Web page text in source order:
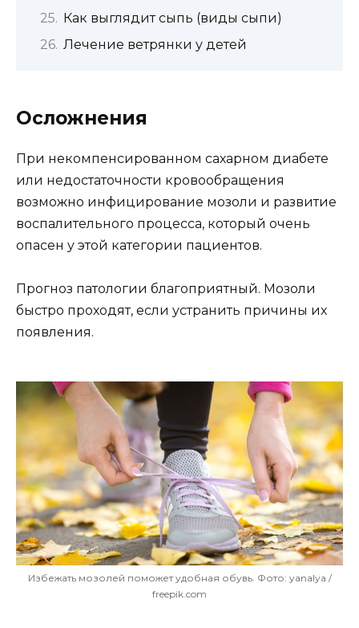
Как выглядит сыпь (виды сыпи)
Лечение ветрянки у детей
Осложнения
При некомпенсированном сахарном диабете
или недостаточности кровообращения
возможно инфицирование мозоли и развитие
воспалительного процесса, который очень
опасен у этой категории пациентов.
Прогноз патологии благоприятный. Мозоли
быстро проходят, если устранить причины их
появления.
Избежать мозолей поможет удобная обувь. Фото: yanalya /
freepik.com